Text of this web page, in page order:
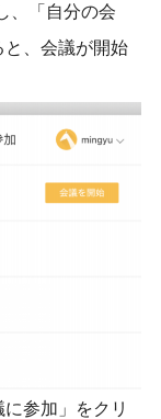
、「自分の会
、会議が開始
参加」をクリ